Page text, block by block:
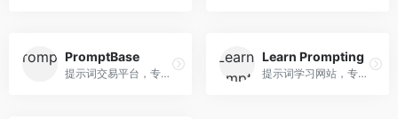
PromptBase
提示词交易平台，专注于高质量提示词买卖。面向AI创作者，提供提示词交易、模板购买、创作者收益等服务，提示词质量高。
Learn Prompting
提示词学习网站，专注于提示词工程教育。面向AI学习者，提供提示词教程、最佳实践、案例研究等资源，教学内容系统。